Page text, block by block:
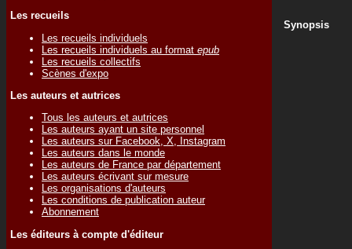
Les recueils
Les recueils individuels
Les recueils individuels au format epub
Les recueils collectifs
Scènes d'expo
Les auteurs et autrices
Tous les auteurs et autrices
Les auteurs ayant un site personnel
Les auteurs sur Facebook, X, Instagram
Les auteurs dans le monde
Les auteurs de France par département
Les auteurs écrivant sur mesure
Les organisations d'auteurs
Les conditions de publication auteur
Abonnement
Les éditeurs à compte d'éditeur
Synopsis